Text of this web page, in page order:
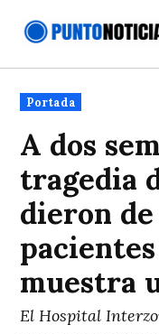
Publicado
en
Portada
A dos
tragedia
dieron
muestra
El Hospital